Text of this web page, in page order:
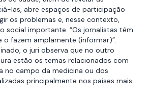
las, abre espaços de participação
os problemas e, nesse contexto,
social importante. “Os jornalistas têm
o fazem amplamente (informar)”.
o juri observa que no outro
estão os temas relacionados com
no campo da medicina ou dos
principalmente nos países mais